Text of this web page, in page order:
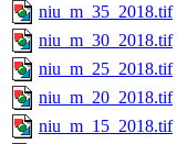
niu_m_35_2018.tif
niu_m_30_2018.tif
niu_m_25_2018.tif
niu_m_20_2018.tif
niu_m_15_2018.tif